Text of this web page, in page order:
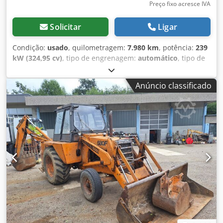
nossos produtos exclusivamente com as condições gerais
Preço fixo acresce IVA
Solicitar Ligar
Condição: usado, quilometragem: 7.980 km, potência: 239
kW (324,95 cv), tipo de engrenagem: automático, tipo de
amarelo
01/2013, Ano de fabrico:2013, Equipamento:ar
condicionado, = Mais opções e acessórios = - Ar-
condicionado - Rádio - Direção hidráulica - Para-sol =
Observações = +++Peso: 24.000 kg Km/h+++ +++4x4+++
+++Pneus 26,5xR25 com 90% de vida útil+++ +++Faróis de
trabalho+++ +++Amortecedor de vibração+++ +++Bloqueio
do diferencial dianteiro+++ +++Concha 3,6 m³+++
+++Balança+++ - Geral: - - Motor: Case - Transmissão:
Automática - Número total de assentos: 1 - - Segurança: -
Dkedpey Hu U Ajfx Aixjr - Câmera de ré - - Cabina: - - Ar-
condicionado - Ventilação por difusores - - Exterior: - -
Direção hidráulica - Para-sol - Porta do motorista - - Áudio,
comunicação, eletrônica: - - Rádio - - Outros: - Dimensões
do veículo: Comprimento 8,95 m; Largura 3 m; Altura 3,57
Anúncio classificado